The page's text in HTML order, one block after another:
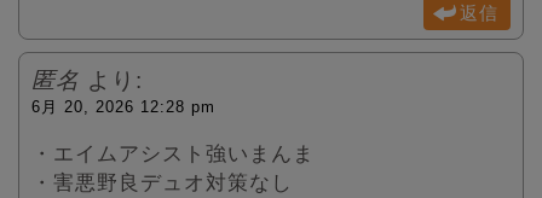
返信
匿名 より:
6月 20, 2026 12:28 pm
・エイムアシスト強いまんま
・害悪野良デュオ対策なし